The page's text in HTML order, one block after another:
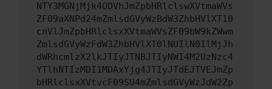
NTY3MGNjMjk4ODVhJmZpbHRlclswXVtmaWVs
ZF09aXNPd24mZmlsdGVyWzBdW3ZhbHVlXT10
cnVlJmZpbHRlclsxXVtmaWVsZF09bW9kZWwm
ZmlsdGVyWzFdW3ZhbHVlXT0lNUIlN0IlMjJh
dWRhcmlzX2lkJTIyJTNBJTIyNWI4M2UzNzc4
YTlhNTIzMDI1MDAxYjg4JTIyJTdEJTVEJmZp
bHRlclsxXVtvcF09SU4mZmlsdGVyWzJdW2Zp